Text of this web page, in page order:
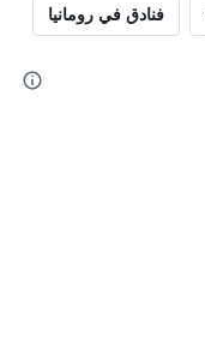
فنادق في رومانيا